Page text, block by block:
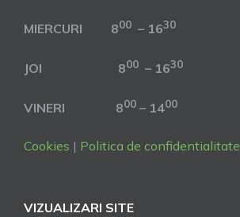
MIERCURI 800 – 1630
JOI 800 – 1630
VINERI 800 – 1400
Cookies | Politica de confidentialitate
VIZUALIZARI SITE